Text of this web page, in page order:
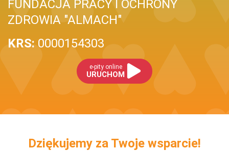
FUNDACJA PRACY I OCHRONY
ZDROWIA "ALMACH"
KRS: 0000154303
e-pity online
URUCHOM
Dziękujemy za Twoje wsparcie!